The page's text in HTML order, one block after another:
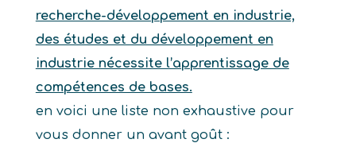
recherche-développement en industrie,
des études et du développement en
industrie nécessite l’apprentissage de
compétences de bases.
en voici une liste non exhaustive pour
vous donner un avant goût :